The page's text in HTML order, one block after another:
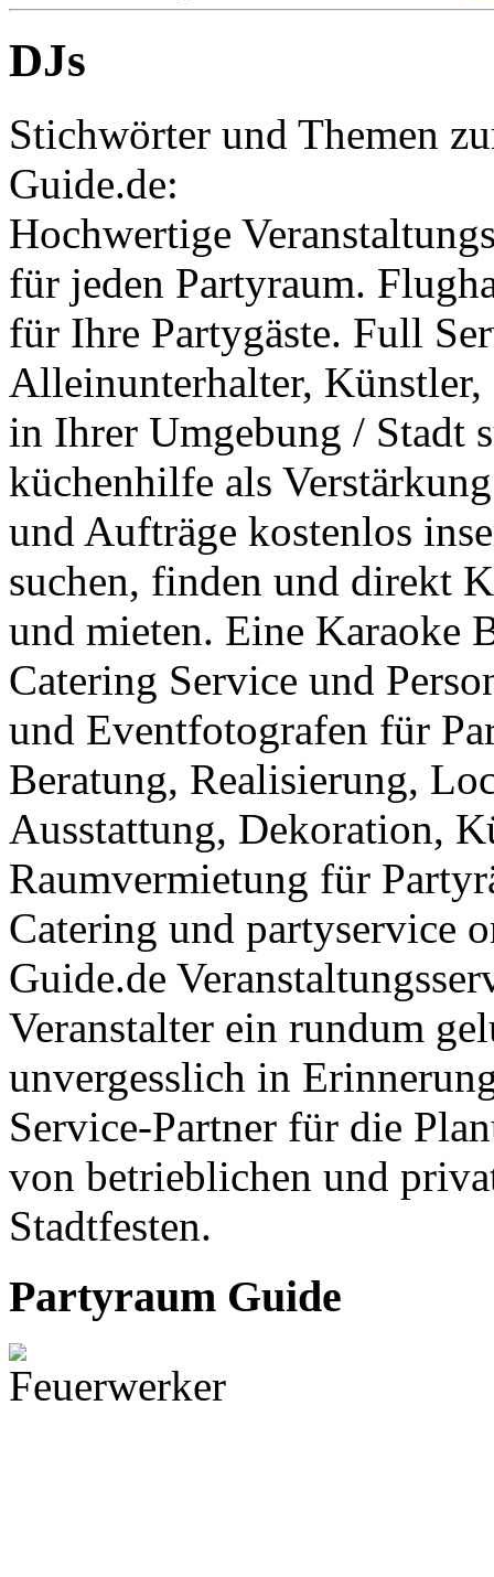
DJs
Stichwörter und Themen
Guide.de:
Hochwertige
für jeden Partyraum.
für Ihre Partygäste. Full
Alleinunterhalter, Künstler,
in Ihrer Umgebung / Stadt
küchenhilfe als
und Aufträge kostenlos
suchen, finden und direkt
und mieten. Eine Karaoke
Catering Service und
und Eventfotografen für
Beratung, Realisierung,
Ausstattung, Dekoration,
Raumvermietung für
Catering und partyservice
Guide.de
Veranstalter ein rundum
unvergesslich in
Service-Partner für die
von betrieblichen und
Stadtfesten.
Partyraum Guide